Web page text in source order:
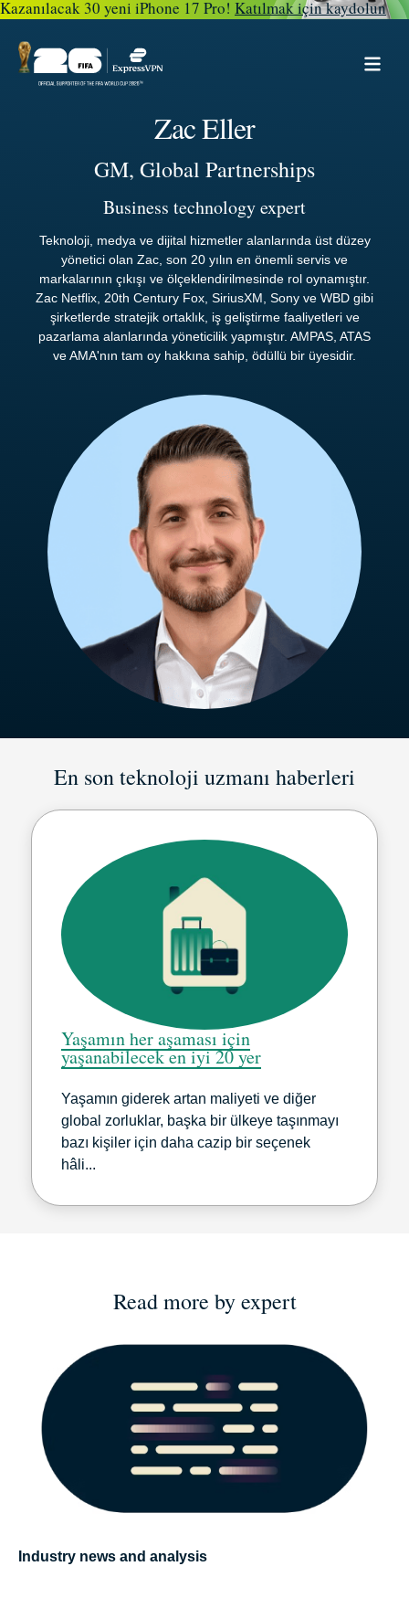
Kazanılacak 30 yeni iPhone 17 Pro! Katılmak için kaydolun
Zac Eller
GM, Global Partnerships
Business technology expert
Teknoloji, medya ve dijital hizmetler alanlarında üst düzey
yönetici olan Zac, son 20 yılın en önemli servis ve
markalarının çıkışı ve ölçeklendirilmesinde rol oynamıştır.
Zac Netflix, 20th Century Fox, SiriusXM, Sony ve WBD gibi
şirketlerde stratejik ortaklık, iş geliştirme faaliyetleri ve
pazarlama alanlarında yöneticilik yapmıştır. AMPAS, ATAS
ve AMA'nın tam oy hakkına sahip, ödüllü bir üyesidir.
En son teknoloji uzmanı haberleri
Yaşamın her aşaması için
yaşanabilecek en iyi 20 yer
Yaşamın giderek artan maliyeti ve diğer
global zorluklar, başka bir ülkeye taşınmayı
bazı kişiler için daha cazip bir seçenek
hâli...
Read more by expert
Industry news and analysis